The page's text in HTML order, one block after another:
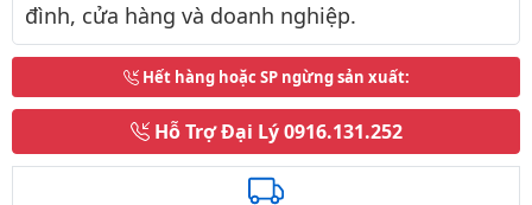
đình, cửa hàng và doanh nghiệp.
Hết hàng hoặc SP ngừng sản xuất:
Hỗ Trợ Đại Lý0916.131.252